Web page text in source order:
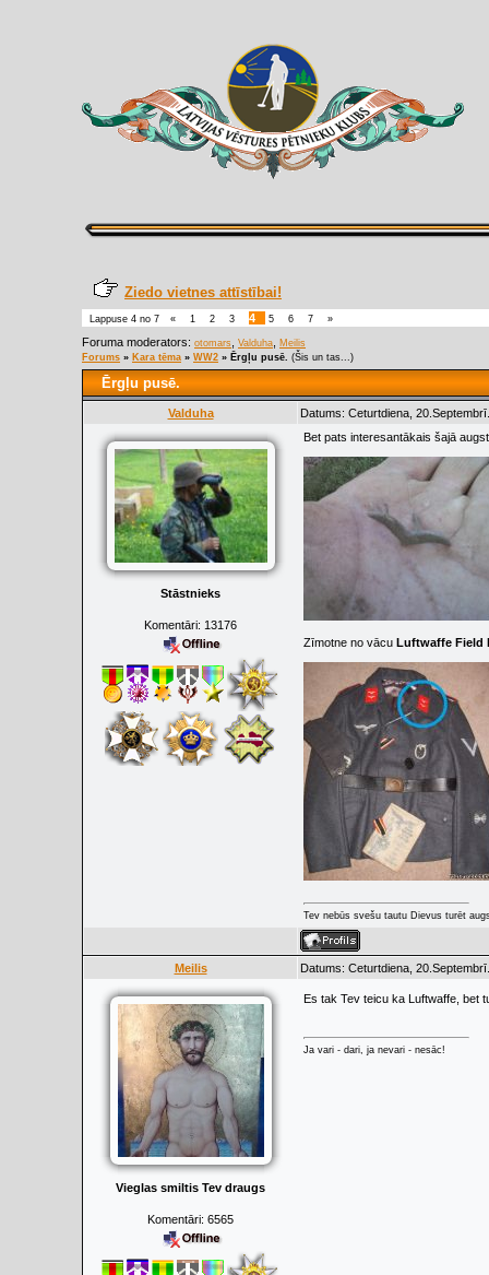
Ziedo vietnes attīstībai!
Lappuse 4 no 7 « 1 2 3 4 5 6 7 »
Foruma moderators: otomars Valduha
Meilis
Forums » Kara tēma » WW2 » Ērgļu pusē. (Šis un tas...)
Ērgļu pusē.
Valduha Datums: Ceturtdiena,
Stāstnieks
Komentāri: 13176
Bet pats interesantākais šajā
Zīmotne no vācu Luftwaffe Field
Tev nebūs svešu tautu Dievus turēt
Meilis Datums: Ceturtdiena,
Vieglas smiltis Tev draugs
Komentāri: 6565
Es tak Tev teicu ka Luftwaffe, bet
Ja vari - dari, ja nevari - nesāc!